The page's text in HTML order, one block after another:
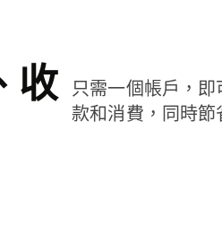
收
只需一個帳戶，
款和消費，同時節